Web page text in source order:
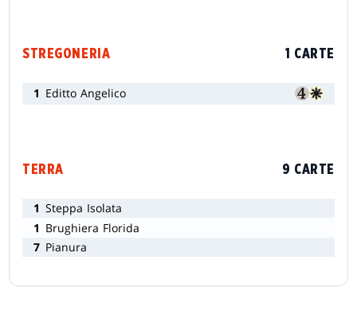
STREGONERIA 1 CARTE
1 Editto Angelico
TERRA 9 CARTE
1 Steppa Isolata
1 Brughiera Florida
7 Pianura